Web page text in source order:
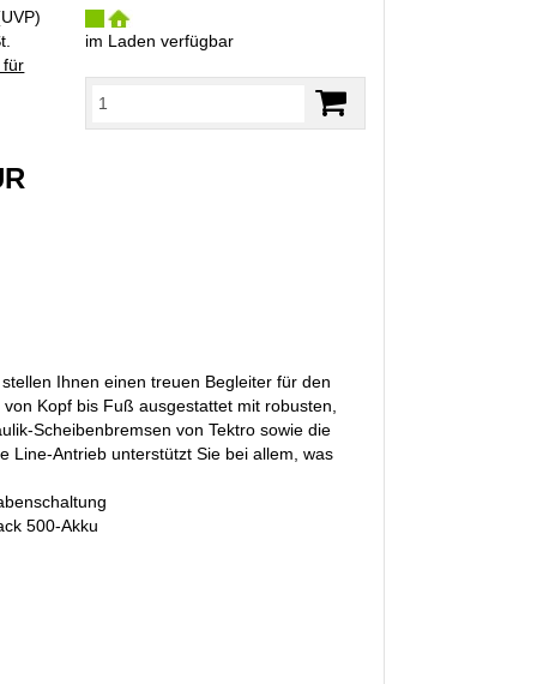
UVP)
für
im Laden verfügbar
Ihnen einen treuen Begleiter für den
Kopf bis Fuß ausgestattet mit robusten,
Scheibenbremsen von Tektro sowie die
Line-Antrieb unterstützt Sie bei allem, was
500-Akku